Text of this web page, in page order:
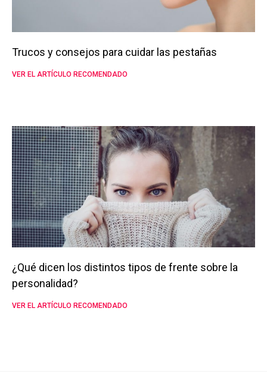
Trucos y consejos para cuidar las pestañas
VER EL ARTÍCULO RECOMENDADO
¿Qué dicen los distintos tipos de frente sobre la
personalidad?
VER EL ARTÍCULO RECOMENDADO